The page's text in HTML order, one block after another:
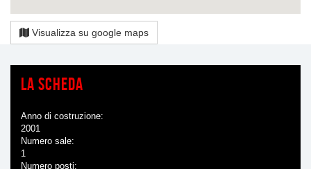
Visualizza su google maps
La scheda
Anno di costruzione
2001
Numero sale
1
Numero posti